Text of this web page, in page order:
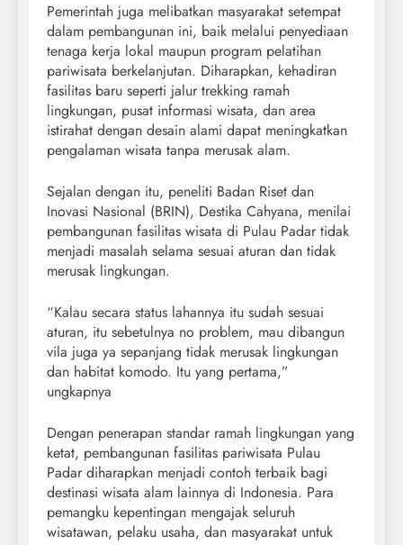
Pemerintah juga melibatkan masyarakat setempat
dalam pembangunan ini, baik melalui penyediaan
tenaga kerja lokal maupun program pelatihan
pariwisata berkelanjutan. Diharapkan, kehadiran
fasilitas baru seperti jalur trekking ramah
lingkungan, pusat informasi wisata, dan area
istirahat dengan desain alami dapat meningkatkan
pengalaman wisata tanpa merusak alam.
Sejalan dengan itu, peneliti Badan Riset dan
Inovasi Nasional (BRIN), Destika Cahyana, menilai
pembangunan fasilitas wisata di Pulau Padar tidak
menjadi masalah selama sesuai aturan dan tidak
merusak lingkungan.
“Kalau secara status lahannya itu sudah sesuai
aturan, itu sebetulnya no problem, mau dibangun
vila juga ya sepanjang tidak merusak lingkungan
dan habitat komodo. Itu yang pertama,”
ungkapnya
Dengan penerapan standar ramah lingkungan yang
ketat, pembangunan fasilitas pariwisata Pulau
Padar diharapkan menjadi contoh terbaik bagi
destinasi wisata alam lainnya di Indonesia. Para
pemangku kepentingan mengajak seluruh
wisatawan, pelaku usaha, dan masyarakat untuk